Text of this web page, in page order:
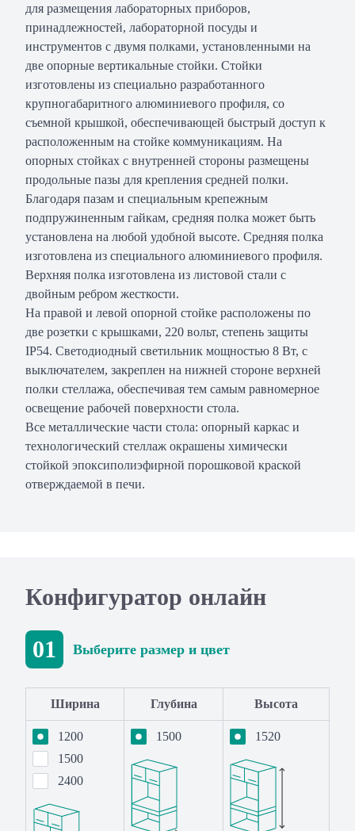
для размещения лабораторных приборов,
принадлежностей, лабораторной посуды и
инструментов с двумя полками, установленными на
две опорные вертикальные стойки. Стойки
изготовлены из специально разработанного
крупногабаритного алюминиевого профиля, со
съемной крышкой, обеспечивающей быстрый доступ к
расположенным на стойке коммуникациям. На
опорных стойках с внутренней стороны размещены
продольные пазы для крепления средней полки.
Благодаря пазам и специальным крепежным
подпружиненным гайкам, средняя полка может быть
установлена на любой удобной высоте. Средняя полка
изготовлена из специального алюминиевого профиля.
Верхняя полка изготовлена из листовой стали с
двойным ребром жесткости.
На правой и левой опорной стойке расположены по
две розетки с крышками, 220 вольт, степень защиты
IP54. Светодиодный светильник мощностью 8 Вт, с
выключателем, закреплен на нижней стороне верхней
полки стеллажа, обеспечивая тем самым равномерное
освещение рабочей поверхности стола.
Все металлические части стола: опорный каркас и
технологический стеллаж окрашены химически
стойкой эпоксиполиэфирной порошковой краской
отверждаемой в печи.
Конфигуратор онлайн
01 Выберите размер и цвет
Ширина Глубина Высота
1200
1500
2400
1500 1520